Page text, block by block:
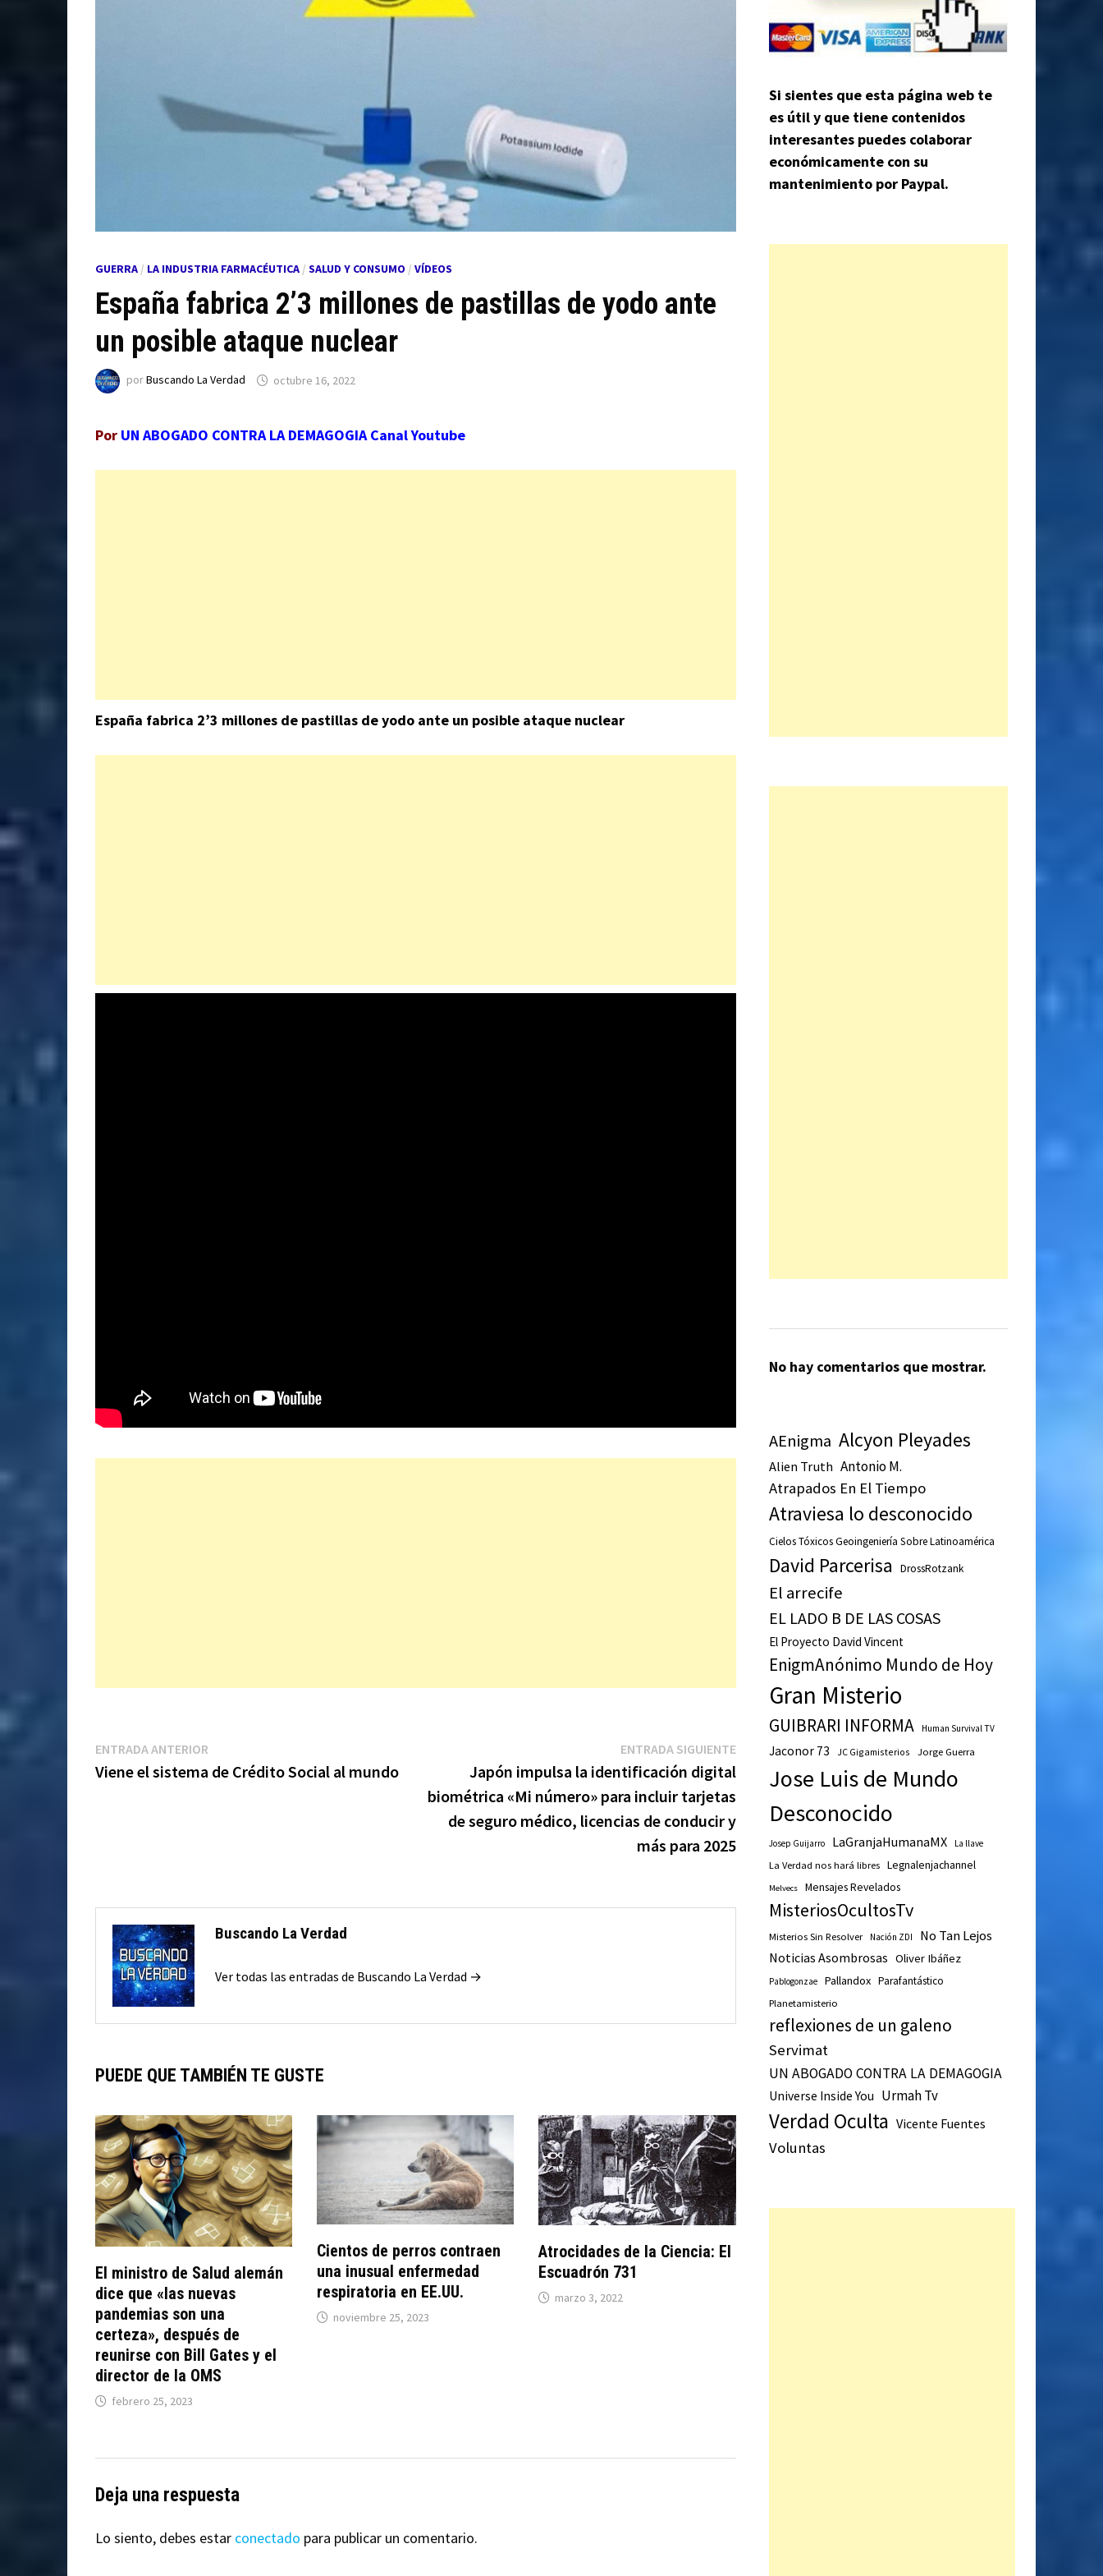
GUERRA/ LA INDUSTRIA FARMACÉUTICA/ SALUD Y CONSUMO / VÍDEOS
España fabrica 2’3 millones de pastillas de yodo ante
un posible ataque nuclear
porBuscando La Verdad octubre 16, 2022
Por UN ABOGADO CONTRA LA DEMAGOGIA Canal Youtube
España fabrica 2’3 millones de pastillas de yodo ante un posible ataque nuclear
Navegación
de
ENTRADA ANTERIOREntrada
anterior:
Viene el sistema de Crédito Social al mundo
ENTRADA SIGUIENTEEntrada
siguiente:
Japón impulsa la identificación digital
biométrica «Mi número» para incluir tarjetas
de seguro médico, licencias de conducir y
más para 2025
Buscando La Verdad
Ver todas las entradas de Buscando La Verdad →
PUEDE QUE TAMBIÉN TE GUSTE
El ministro de Salud alemán
dice que «las nuevas
pandemias son una
certeza», después de
reunirse con Bill Gates y el
director de la OMS
febrero 25, 2023
Cientos de perros contraen
una inusual enfermedad
respiratoria en EE.UU.
noviembre 25, 2023
Atrocidades de la Ciencia: El
Escuadrón 731
marzo 3, 2022
Deja una respuesta
Lo siento, debes estar conectado para publicar un comentario.
Si sientes que esta página web te
es útil y que tiene contenidos
interesantes puedes colaborar
económicamente con su
mantenimiento por Paypal.
No hay comentarios que mostrar.
AEnigma Alcyon Pleyades
Alien Truth Antonio M.
Atrapados En El Tiempo
Atraviesa lo desconocido
Cielos Tóxicos Geoingeniería Sobre Latinoamérica
David Parcerisa DrossRotzank
El arrecife
EL LADO B DE LAS COSAS
El Proyecto David Vincent
EnigmAnónimo Mundo de Hoy
Gran Misterio
GUIBRARI INFORMA Human Survival TV
Jaconor 73 JC Gigamisterios Jorge Guerra
Jose Luis de Mundo
Desconocido
Josep Guijarro LaGranjaHumanaMX La llave
La Verdad nos hará libres Legnalenjachannel
Melvecs Mensajes Revelados
MisteriosOcultosTv
Misterios Sin Resolver Nación ZDI No Tan Lejos
Noticias Asombrosas Oliver Ibáñez
Pablogonzae Pallandox Parafantástico
Planetamisterio
reflexiones de un galeno
Servimat
UN ABOGADO CONTRA LA DEMAGOGIA
Universe Inside You Urmah Tv
Verdad Oculta Vicente Fuentes
Voluntas